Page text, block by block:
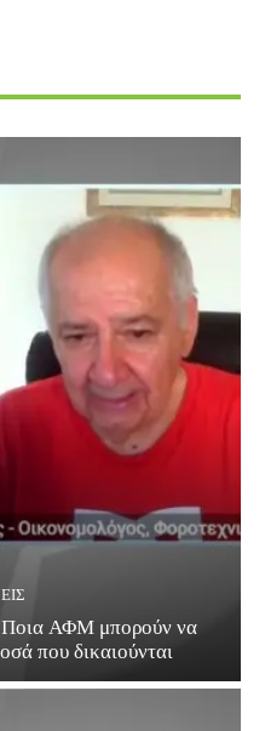
Ποια ΑΦΜ μπορούν να
που δικαιούνται